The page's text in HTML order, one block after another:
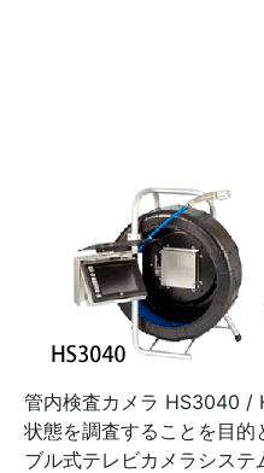
管内検査カメラ HS3040 /
状態を調査することを目
ブル式テレビカメラシステ